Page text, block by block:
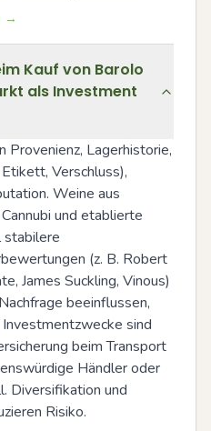
→
Kauf von Barolo
als Investment
Provenienz, Lagerhistorie,
Verschluss),
Weine aus
und etablierte
stabilere
(z. B. Robert
James Suckling, Vinous)
beeinflussen,
Investmentzwecke sind
beim Transport
Händler oder
Diversifikation und
Risiko.